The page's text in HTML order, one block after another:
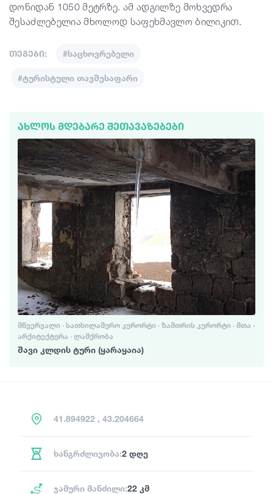
დონიდან 1050 მეტრზე. ამ ადგილზე მოხვედრა
შესაძლებელია მხოლოდ საფეხმავლო ბილიკით.
თეგები: #საცხოვრებელი
#ტურისტული თავშესაფარი
ᲐᲮᲚᲝᲡ ᲛᲓᲔᲑᲐᲠᲔ ᲨᲔᲗᲐᲕᲐᲖᲔᲑᲔᲑᲘ
ᲛᲬᲕᲔᲠᲕᲐᲚᲘ · ᲡᲐᲗᲮᲘᲚᲐᲛᲣᲠᲝ ᲙᲣᲠᲝᲠᲢᲘ · ᲖᲐᲛᲗᲠᲘᲡ ᲙᲣᲠᲝᲠᲢᲘ · ᲛᲗᲐ ·
ᲐᲠᲥᲘᲢᲔᲥᲢᲣᲠᲐ · ᲚᲐᲨᲥᲠᲝᲑᲐ
შავი კლდის ტური (ყარაყაია)
41.894922 , 43.204664
ხანგრძლივობა:2 დღე
ჯამური მანძილი:22 კმ